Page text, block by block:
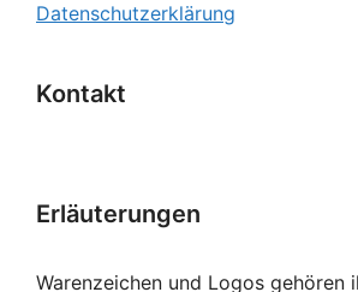
Datenschutzerklärung
Kontakt
Erläuterungen
Warenzeichen und Logos gehören